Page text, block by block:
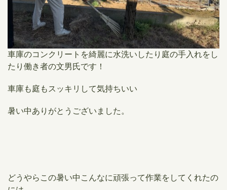
車庫のコンクリートを綺麗に水洗いしたり庭の手入れをし
たり働き者の文男氏です！
車庫も庭もスッキリして気持ちいい
暑い中ありがとうございました。
どうやらこの暑い中こんなに頑張って作業をしてくれたの